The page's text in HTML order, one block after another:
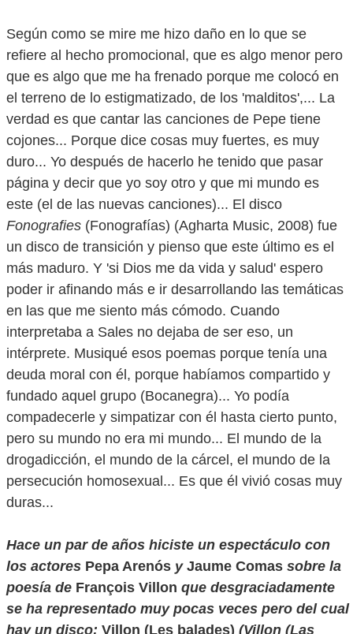
Según como se mire me hizo daño en lo que se
refiere al hecho promocional, que es algo menor pero
que es algo que me ha frenado porque me colocó en
el terreno de lo estigmatizado, de los 'malditos',... La
verdad es que cantar las canciones de Pepe tiene
cojones... Porque dice cosas muy fuertes, es muy
duro... Yo después de hacerlo he tenido que pasar
página y decir que yo soy otro y que mi mundo es
este (el de las nuevas canciones)... El disco
Fonografies (Fonografías) (Agharta Music, 2008) fue
un disco de transición y pienso que este último es el
más maduro. Y 'si Dios me da vida y salud' espero
poder ir afinando más e ir desarrollando las temáticas
en las que me siento más cómodo. Cuando
interpretaba a Sales no dejaba de ser eso, un
intérprete. Musiqué esos poemas porque tenía una
deuda moral con él, porque habíamos compartido y
fundado aquel grupo (Bocanegra)... Yo podía
compadecerle y simpatizar con él hasta cierto punto,
pero su mundo no era mi mundo... El mundo de la
drogadicción, el mundo de la cárcel, el mundo de la
persecución homosexual... Es que él vivió cosas muy
duras...
Hace un par de años hiciste un espectáculo con
los actores Pepa Arenós y Jaume Comas sobre la
poesía de François Villon que desgraciadamente
se ha representado muy pocas veces pero del cual
hay un disco: Villon (Les balades) (Villon (Las